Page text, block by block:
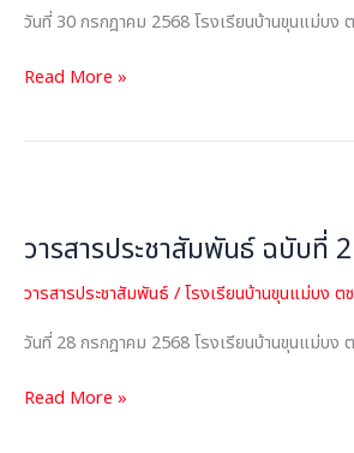
วันที่ 30 กรกฎาคม 2568 โรงเรียนบ้านขุนแม่บง
Read More »
วารสารประชาสัมพันธ์ ฉบับที่
วารสารประชาสัมพันธ์ /โรงเรียนบ้านขุนแม่บง ต
วันที่ 28 กรกฎาคม 2568 โรงเรียนบ้านขุนแม่บง
ฉบับ
24/2568
Read More »